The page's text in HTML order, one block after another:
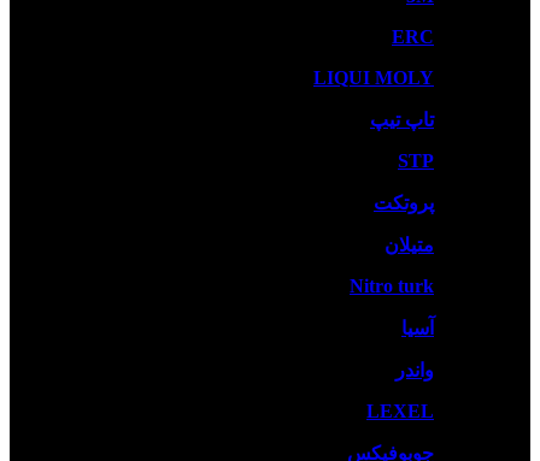
ERC
LIQUI MOLY
تاپ تیپ
STP
پروتکت
متیلان
Nitro turk
آسیا
واندر
LEXEL
جوبوفیکس